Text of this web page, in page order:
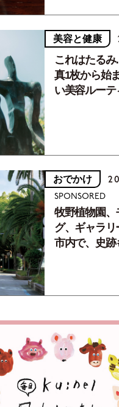
美容と健康
これはたる
真1枚から始
い美容ルーテ
おでかけ
SPONSORED
牧野植物園、
グ、ギャラ
市内で、史跡